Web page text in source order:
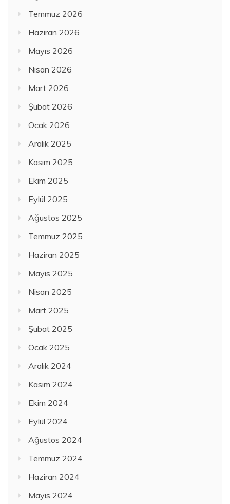
Temmuz 2026
Haziran 2026
Mayıs 2026
Nisan 2026
Mart 2026
Şubat 2026
Ocak 2026
Aralık 2025
Kasım 2025
Ekim 2025
Eylül 2025
Ağustos 2025
Temmuz 2025
Haziran 2025
Mayıs 2025
Nisan 2025
Mart 2025
Şubat 2025
Ocak 2025
Aralık 2024
Kasım 2024
Ekim 2024
Eylül 2024
Ağustos 2024
Temmuz 2024
Haziran 2024
Mayıs 2024